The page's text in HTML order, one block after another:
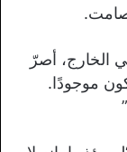
صامت.
الخارج، أصرّ
موجودًا.